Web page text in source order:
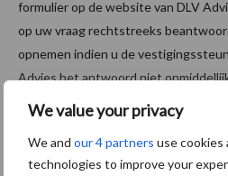
We value your privacy
We and our 4 partners use
technologies to improve your
formulier op de website van DLV
op uw vraag rechtstreeks
opnemen indien u de
Advies het antwoord niet
voorleggen aan het Ministerie van
Voedselkwaliteit (LNV) voor verdere
Bron:DLV Advies